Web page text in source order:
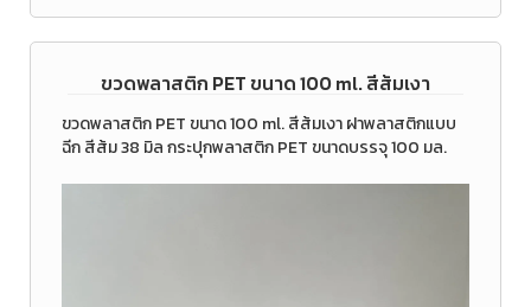
ขวดพลาสติก PET ขนาด 100 ml. สีส้มเงา
ขวดพลาสติก PET ขนาด 100 ml. สีส้มเงา ฝาพลาสติกแบบ
ฉีก สีส้ม 38 มิล กระปุกพลาสติก PET ขนาดบรรจุ 100 มล.